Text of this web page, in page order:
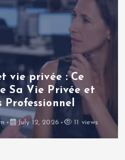
analyse
la carrière et de
journaliste
July 11, 2026 14 views